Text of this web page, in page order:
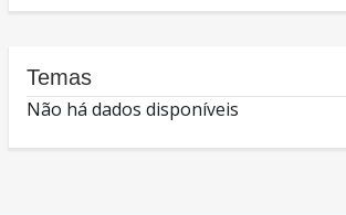
Temas
Não há dados disponíveis